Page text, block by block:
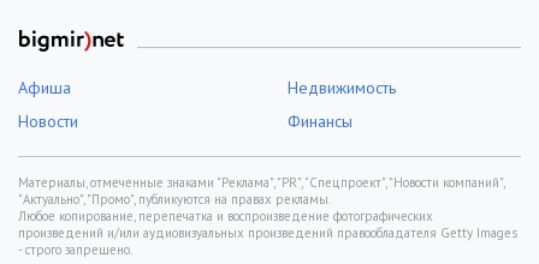
Афиша
Недвижимость
Новости
Финансы
Материалы, отмеченные знаками "Реклама", "PR", "Спецпроект", "Новости компаний",
"Актуально", "Промо", публикуются на правах рекламы.
Любое копирование, перепечатка и воспроизведение фотографических
произведений и/или аудиовизуальных произведений правообладателя Getty Images
- строго запрещено.